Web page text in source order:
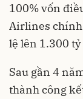
100% vốn
Airlines chính
lệ lên 1.300
Sau gần 4
thành công